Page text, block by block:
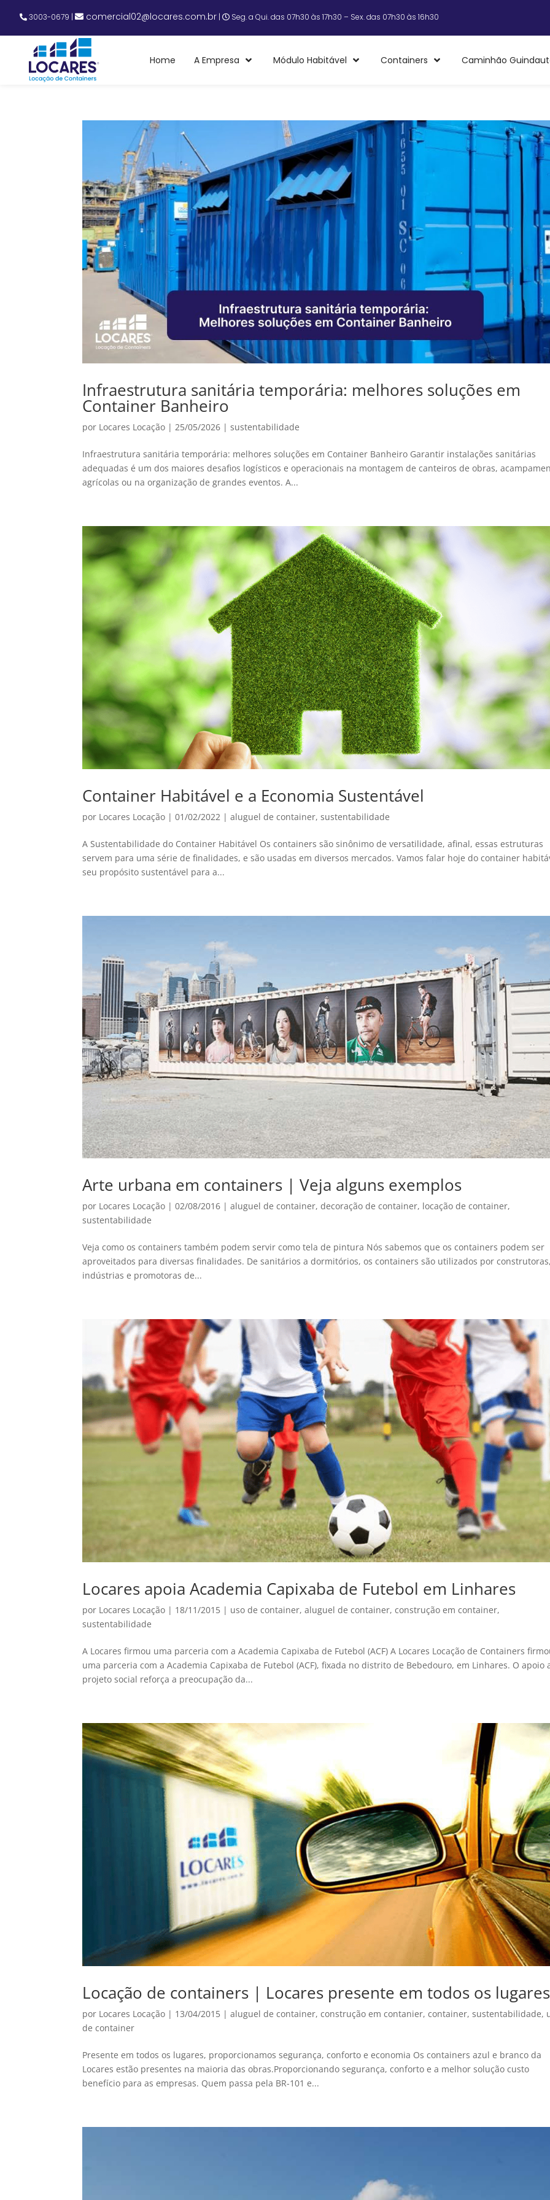
3003-0679 | comercial02@locares.com.br | Seg. a Qui. das 07h30 às 17h30 – Sex. das 07h30 às 16h30
Home A Empresa Módulo Habitável Containers Caminhão
Infraestrutura sanitária temporária: melhores soluções em
Container Banheiro
por Locares Locação | 25/05/2026 |sustentabilidade
Infraestrutura sanitária temporária: melhores soluções em Container Banheiro Garantir instalações sanitárias
adequadas é um dos maiores desafios logísticos e operacionais na montagem de canteiros de obras,
agrícolas ou na organização de grandes eventos. A...
Container Habitável e a Economia Sustentável
por Locares Locação |01/02/2022 |aluguel de container,sustentabilidade
A Sustentabilidade do Container Habitável Os containers são sinônimo de versatilidade, afinal, essas estruturas
servem para uma série de finalidades, e são usadas em diversos mercados. Vamos falar hoje do container
seu propósito sustentável para a...
Arte urbana em containers | Veja alguns exemplos
por Locares Locação |02/08/2016 |aluguel de container,decoração de container, locação de container,
sustentabilidade
Veja como os containers também podem servir como tela de pintura Nós sabemos que os containers podem ser
aproveitados para diversas finalidades. De sanitários a dormitórios, os containers são utilizados por
indústrias e promotoras de...
Locares apoia Academia Capixaba de Futebol em Linhares
por Locares Locação | 18/11/2015 | uso de container,aluguel de container,construção em container,
sustentabilidade
A Locares firmou uma parceria com a Academia Capixaba de Futebol (ACF) A Locares Locação de Containers
uma parceria com a Academia Capixaba de Futebol (ACF), fixada no distrito de Bebedouro, em Linhares. O apoio
projeto social reforça a preocupação da...
Locação de containers | Locares presente em todos os lugares
por Locares Locação | 13/04/2015 |aluguel de container,construção em contanier,container,sustentabilidade,
de container
Presente em todos os lugares, proporcionamos segurança, conforto e economia Os containers azul e branco da
Locares estão presentes na maioria das obras.Proporcionando segurança, conforto e a melhor solução custo
benefício para as empresas. Quem passa pela BR-101 e...